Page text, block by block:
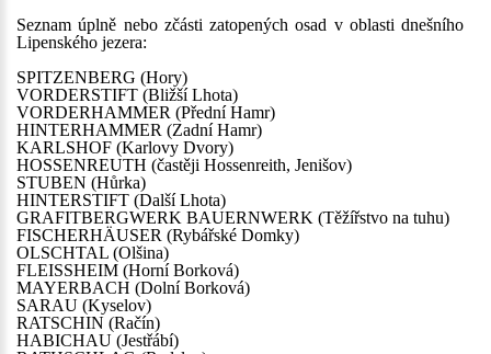
Seznam úplně nebo zčásti zatopených osad v oblasti dnešního
Lipenského jezera:
SPITZENBERG (Hory)
VORDERSTIFT (Bližší Lhota)
VORDERHAMMER (Přední Hamr)
HINTERHAMMER (Zadní Hamr)
KARLSHOF (Karlovy Dvory)
HOSSENREUTH (častěji Hossenreith, Jenišov)
STUBEN (Hůrka)
HINTERSTIFT (Další Lhota)
GRAFITBERGWERK BAUERNWERK (Těžířstvo na tuhu)
FISCHERHÄUSER (Rybářské Domky)
OLSCHTAL (Olšina)
FLEISSHEIM (Horní Borková)
MAYERBACH (Dolní Borková)
SARAU (Kyselov)
RATSCHIN (Račín)
HABICHAU (Jestřábí)